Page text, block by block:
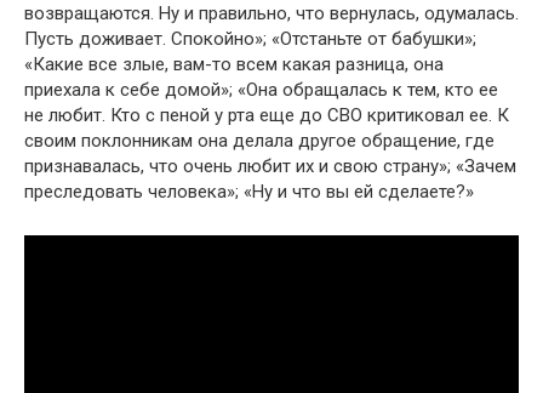
возвращаются. Ну и правильно, что вернулась, одумалась.
Пусть доживает. Спокойно»; «Отстаньте от бабушки»;
«Какие все злые, вам-то всем какая разница, она
приехала к себе домой»; «Она обращалась к тем, кто ее
не любит. Кто с пеной у рта еще до СВО критиковал ее. К
своим поклонникам она делала другое обращение, где
признавалась, что очень любит их и свою страну»; «Зачем
преследовать человека»; «Ну и что вы ей сделаете?»